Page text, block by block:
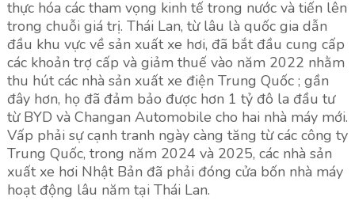
thực hóa các tham vọng kinh tế trong nước và tiến lên
trong chuỗi giá trị. Thái Lan, từ lâu là quốc gia dẫn
đầu khu vực về sản xuất xe hơi, đã bắt đầu cung cấp
các khoản trợ cấp và giảm thuế vào năm 2022 nhằm
thu hút các nhà sản xuất xe điện Trung Quốc ; gần
đây hơn, họ đã đảm bảo được hơn 1 tỷ đô la đầu tư
từ BYD và Changan Automobile cho hai nhà máy mới.
Vấp phải sự cạnh tranh ngày càng tăng từ các công ty
Trung Quốc, trong năm 2024 và 2025, các nhà sản
xuất xe hơi Nhật Bản đã phải đóng cửa bốn nhà máy
hoạt động lâu năm tại Thái Lan.